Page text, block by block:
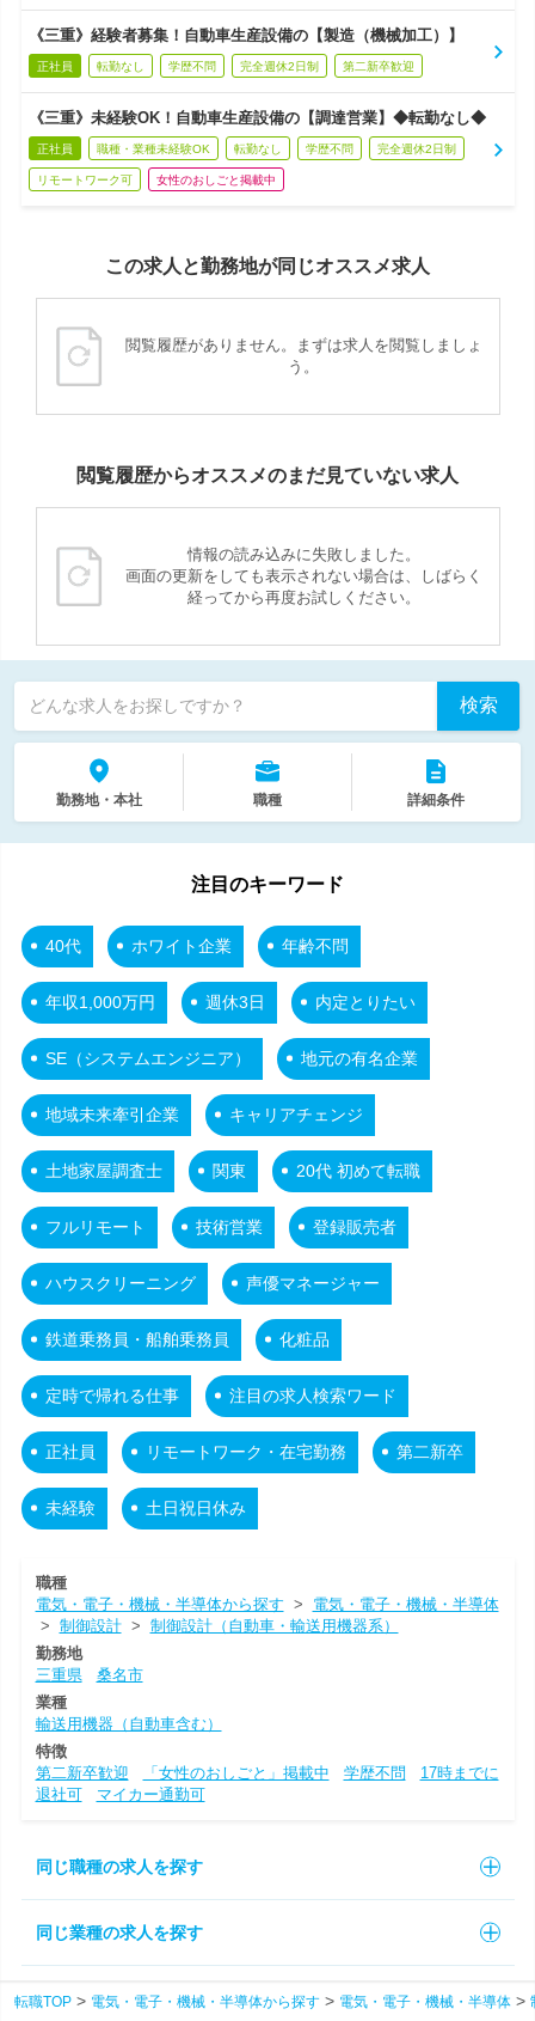
《三重》経験者募集！自動車生産設備の【製造（機械加工）】
正社員 転勤なし 学歴不問 完全週休2日制 第二新卒歓迎
《三重》未経験OK！自動車生産設備の【調達営業】◆転勤なし◆
正社員 職種・業種未経験OK 転勤なし 学歴不問 完全週休2日制
リモートワーク可 女性のおしごと掲載中
この求人と勤務地が同じオススメ求人
閲覧履歴がありません。まずは求人を閲覧しましょ
う。
閲覧履歴からオススメのまだ見ていない求人
情報の読み込みに失敗しました。
画面の更新をしても表示されない場合は、しばらく
経ってから再度お試しください。
どんな求人をお探しですか？ 検索
勤務地・本社 職種 詳細条件
注目のキーワード
40代 ホワイト企業 年齢不問
年収1,000万円 週休3日 内定とりたい
SE（システムエンジニア） 地元の有名企業
地域未来牽引企業 キャリアチェンジ
土地家屋調査士 関東 20代 初めて転職
フルリモート 技術営業 登録販売者
ハウスクリーニング 声優マネージャー
鉄道乗務員・船舶乗務員 化粧品
定時で帰れる仕事 注目の求人検索ワード
正社員 リモートワーク・在宅勤務 第二新卒
未経験 土日祝日休み
職種
電気・電子・機械・半導体から探す > 電気・電子・機械・半導体
> 制御設計> 制御設計（自動車・輸送用機器系）
勤務地
三重県
桑名市
業種
輸送用機器（自動車含む）
特徴
第二新卒歓迎
「女性のおしごと」掲載中 学歴不問
17時までに
退社可
マイカー通勤可
同じ職種の求人を探す
同じ業種の求人を探す
転職TOP 電気・電子・機械・半導体から探す 電気・電子・機械・半導体